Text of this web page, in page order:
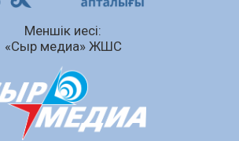
– сот төрелігінің
арттыру
Меншік иесі:
«Сыр медиа» ЖШС